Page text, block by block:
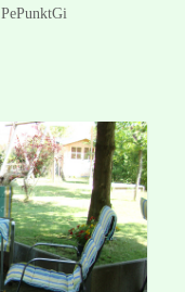
PePunktGi